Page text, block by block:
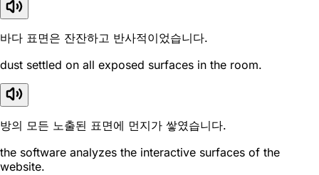
바다 표면은 잔잔하고 반사적이었습니다.
dust settled on all exposed surfaces in the room.
방의 모든 노출된 표면에 먼지가 쌓였습니다.
the software analyzes the interactive surfaces of the
website.